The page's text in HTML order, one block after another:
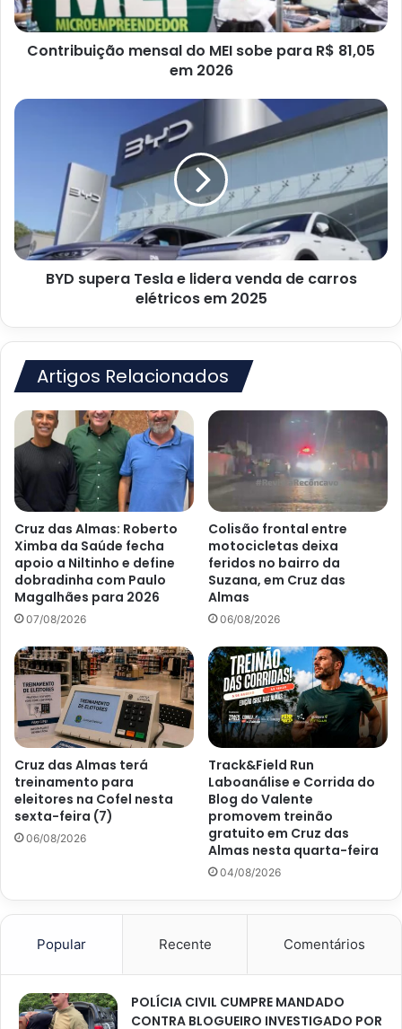
81,05
em
2026
Contribuição mensal do MEI sobe para R$ 81,05
em 2026
BYD
de
carros
elétricos
BYD supera Tesla e lidera venda de carros
elétricos em 2025
Artigos Relacionados
Cruz das Almas: Roberto
Ximba da Saúde fecha
apoio a Niltinho e define
dobradinha com Paulo
Magalhães para 2026
07/08/2026
Colisão frontal entre
motocicletas deixa
feridos no bairro da
Suzana, em Cruz das
Almas
06/08/2026
Cruz das Almas terá
treinamento para
eleitores na Cofel nesta
sexta-feira (7)
06/08/2026
Track&Field Run
Laboanálise e Corrida do
Blog do Valente
promovem treinão
gratuito em Cruz das
Almas nesta quarta-feira
04/08/2026
Popular Recente Comentários
POLÍCIA CIVIL CUMPRE MANDADO
CONTRA BLOGUEIRO INVESTIGADO POR